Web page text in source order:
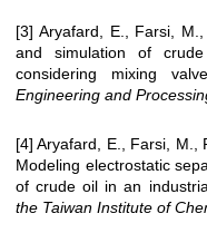
[3] Aryafard, E., Farsi,
and simulation of
considering mixing
Engineering and
[4] Aryafard, E., Farsi, M.,
Modeling electrostatic
of crude oil in an
the Taiwan Institute of